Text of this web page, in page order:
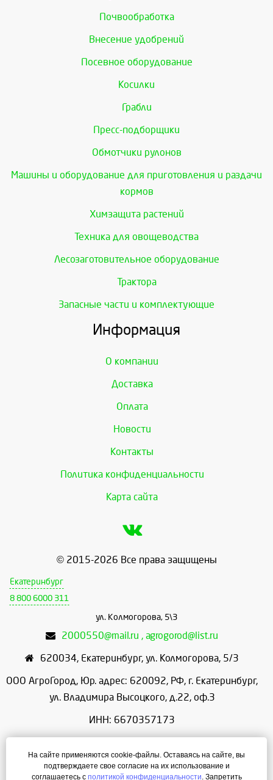
Почвообработка
Внесение удобрений
Посевное оборудование
Косилки
Грабли
Пресс-подборщики
Обмотчики рулонов
Машины и оборудование для приготовления и раздачи
кормов
Химзащита растений
Техника для овощеводства
Лесозаготовительное оборудование
Трактора
Запасные части и комплектующие
Информация
О компании
Доставка
Оплата
Новости
Контакты
Политика конфиденциальности
Карта сайта
© 2015-2026 Все права защищены
Екатеринбург
8 800 6000 311
ул. Колмогорова, 5\3
2000550@mail.ru , agrogorod@list.ru
620034, Екатеринбург, ул. Колмогорова, 5/3
ООО АгроГород, Юр. адрес: 620092, РФ, г. Екатеринбург,
ул. Владимира Высоцкого, д.22, оф.3
ИНН: 6670357173
ОГРН: 1156658086166
На сайте применяются cookie-файлы. Оставаясь на сайте, вы
подтверждаете свое согласие на их использование и
соглашаетесь с политикой конфиденциальности. Запретить